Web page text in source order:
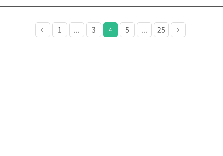
이전
1 ... 3 4 5 ... 25
다음